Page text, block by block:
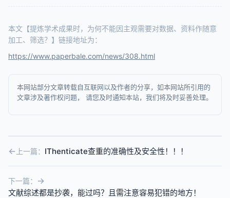
本文【提炼学术成果时，为何不能因主观需要对数据、资料作随意
加工、筛选？】链接地址为：
https://www.paperbale.com/news/308.html
本网站部分文章转载自互联网以及作者的分享，如本网站所引用的
文章涉及著作权问题， 请您及时通知本站，我们将及时妥善处理。
上一篇： IThenticate查重的准确性及安全性！！！
下一篇：
文献综述都是抄袭，能过吗？且需注意容易犯错的地方！